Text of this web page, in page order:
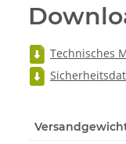
Technisches